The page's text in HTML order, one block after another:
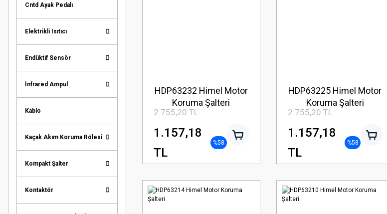
Cntd Ayak Pedalı
Elektrikli Isıtıcı
Endüktif Sensör
İnfrared Ampul
Kablo
Kaçak Akım Koruma Rölesi
Kompakt Şalter
Kontaktör
HDP63232 Himel Motor
Koruma Şalteri
2.755,20 TL
1.157,18
TL
%58
HDP63225 Himel Motor
Koruma Şalteri
2.755,20 TL
1.157,18
TL
%58